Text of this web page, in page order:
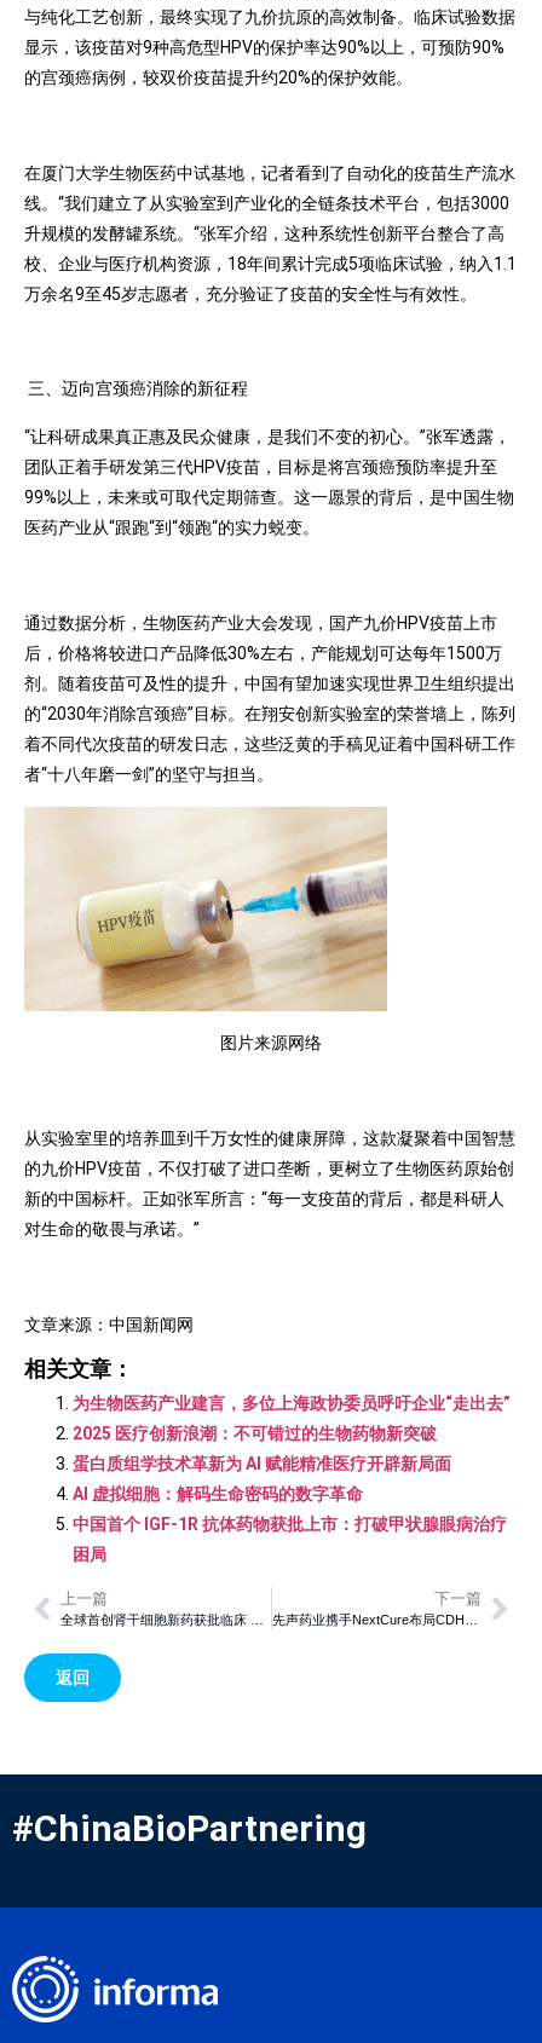
与纯化工艺创新，最终实现了九价抗原的高效制备。临床试验数据
显示，该疫苗对9种高危型HPV的保护率达90%以上，可预防90%
的宫颈癌病例，较双价疫苗提升约20%的保护效能。
在厦门大学生物医药中试基地，记者看到了自动化的疫苗生产流水
线。“我们建立了从实验室到产业化的全链条技术平台，包括3000
升规模的发酵罐系统。“张军介绍，这种系统性创新平台整合了高
校、企业与医疗机构资源，18年间累计完成5项临床试验，纳入1.1
万余名9至45岁志愿者，充分验证了疫苗的安全性与有效性。
三、迈向宫颈癌消除的新征程
“让科研成果真正惠及民众健康，是我们不变的初心。”张军透露，
团队正着手研发第三代HPV疫苗，目标是将宫颈癌预防率提升至
99%以上，未来或可取代定期筛查。这一愿景的背后，是中国生物
医药产业从“跟跑“到“领跑“的实力蜕变。
通过数据分析，生物医药产业大会发现，国产九价HPV疫苗上市
后，价格将较进口产品降低30%左右，产能规划可达每年1500万
剂。随着疫苗可及性的提升，中国有望加速实现世界卫生组织提出
的“2030年消除宫颈癌”目标。在翔安创新实验室的荣誉墙上，陈列
着不同代次疫苗的研发日志，这些泛黄的手稿见证着中国科研工作
者“十八年磨一剑”的坚守与担当。
图片来源网络
从实验室里的培养皿到千万女性的健康屏障，这款凝聚着中国智慧
的九价HPV疫苗，不仅打破了进口垄断，更树立了生物医药原始创
新的中国标杆。正如张军所言：“每一支疫苗的背后，都是科研人
对生命的敬畏与承诺。”
文章来源：中国新闻网
相关文章：
为生物医药产业建言，多位上海政协委员呼吁企业“走出去”
2025 医疗创新浪潮：不可错过的生物药物新突破
蛋白质组学技术革新为 AI 赋能精准医疗开辟新局面
AI 虚拟细胞：解码生命密码的数字革命
中国首个 IGF-1R 抗体药物获批上市：打破甲状腺眼病治疗
困局
上一篇 下一篇
返回
#ChinaBioPartnering